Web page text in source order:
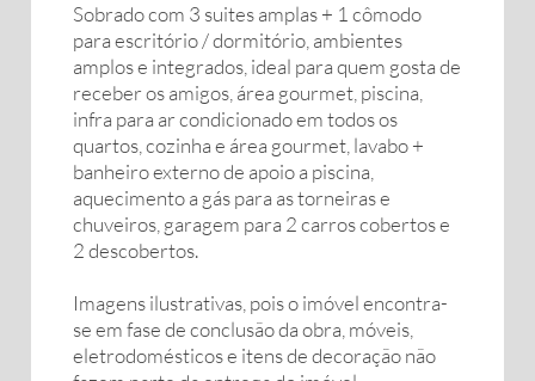
Sobrado com 3 suites amplas + 1 cômodo
para escritório / dormitório, ambientes
amplos e integrados, ideal para quem gosta de
receber os amigos, área gourmet, piscina,
infra para ar condicionado em todos os
quartos, cozinha e área gourmet, lavabo +
banheiro externo de apoio a piscina,
aquecimento a gás para as torneiras e
chuveiros, garagem para 2 carros cobertos e
2 descobertos.
Imagens ilustrativas, pois o imóvel encontra-
se em fase de conclusão da obra, móveis,
eletrodomésticos e itens de decoração não